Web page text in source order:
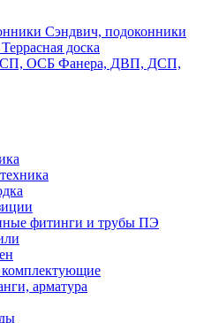
Сэндвич, подоконники
Террасная доска
Фанера, ДВП, ДСП,
фитинги и трубы ПЭ
арматура